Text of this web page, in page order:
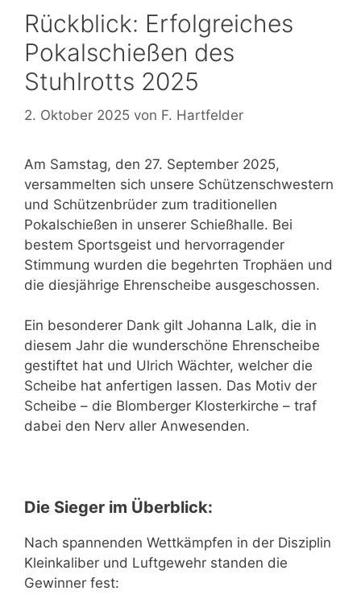
Rückblick: Erfolgreiches
Pokalschießen des
Stuhlrotts 2025
2. Oktober 2025 von F. Hartfelder
Am Samstag, den 27. September 2025,
versammelten sich unsere Schützenschwestern
und Schützenbrüder zum traditionellen
Pokalschießen in unserer Schießhalle. Bei
bestem Sportsgeist und hervorragender
Stimmung wurden die begehrten Trophäen und
die diesjährige Ehrenscheibe ausgeschossen.
Ein besonderer Dank gilt Johanna Lalk, die in
diesem Jahr die wunderschöne Ehrenscheibe
gestiftet hat und Ulrich Wächter, welcher die
Scheibe hat anfertigen lassen. Das Motiv der
Scheibe – die Blomberger Klosterkirche – traf
dabei den Nerv aller Anwesenden.
Die Sieger im Überblick:
Nach spannenden Wettkämpfen in der Disziplin
Kleinkaliber und Luftgewehr standen die
Gewinner fest: